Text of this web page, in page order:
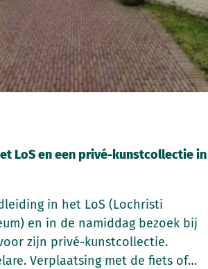
LoS en een privé-kunstcollectie in
in het LoS (Lochristi
en in de namiddag bezoek bij
zijn privé-kunstcollectie.
Verplaatsing met de fiets of